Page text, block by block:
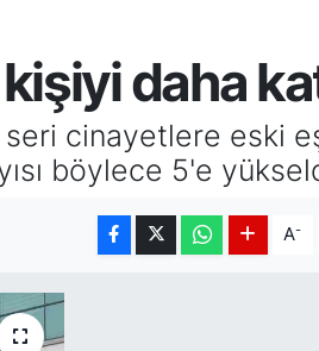
daha
cinayetlere eski
böylece 5'e
A-